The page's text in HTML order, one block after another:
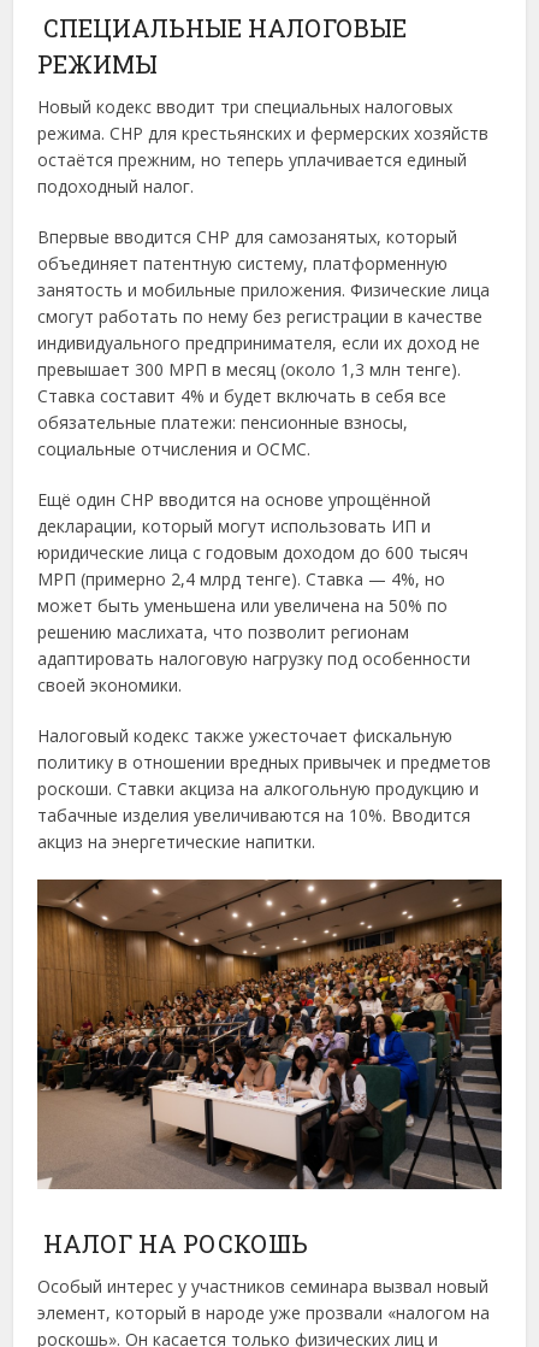
СПЕЦИАЛЬНЫЕ НАЛОГОВЫЕ
РЕЖИМЫ
Новый кодекс вводит три специальных налоговых
режима. СНР для крестьянских и фермерских хозяйств
остаётся прежним, но теперь уплачивается единый
подоходный налог.
Впервые вводится СНР для самозанятых, который
объединяет патентную систему, платформенную
занятость и мобильные приложения. Физические лица
смогут работать по нему без регистрации в качестве
индивидуального предпринимателя, если их доход не
превышает 300 МРП в месяц (около 1,3 млн тенге).
Ставка составит 4% и будет включать в себя все
обязательные платежи: пенсионные взносы,
социальные отчисления и ОСМС.
Ещё один СНР вводится на основе упрощённой
декларации, который могут использовать ИП и
юридические лица с годовым доходом до 600 тысяч
МРП (примерно 2,4 млрд тенге). Ставка — 4%, но
может быть уменьшена или увеличена на 50% по
решению маслихата, что позволит регионам
адаптировать налоговую нагрузку под особенности
своей экономики.
Налоговый кодекс также ужесточает фискальную
политику в отношении вредных привычек и предметов
роскоши. Ставки акциза на алкогольную продукцию и
табачные изделия увеличиваются на 10%. Вводится
акциз на энергетические напитки.
НАЛОГ НА РОСКОШЬ
Особый интерес у участников семинара вызвал новый
элемент, который в народе уже прозвали «налогом на
роскошь». Он касается только физических лиц и